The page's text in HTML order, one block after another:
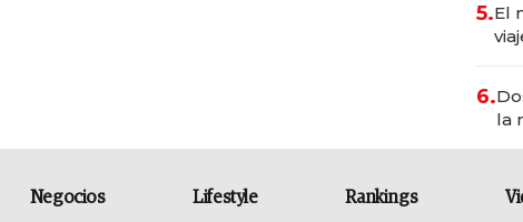
5.El
6.
la
Negocios Lifestyle Rankings